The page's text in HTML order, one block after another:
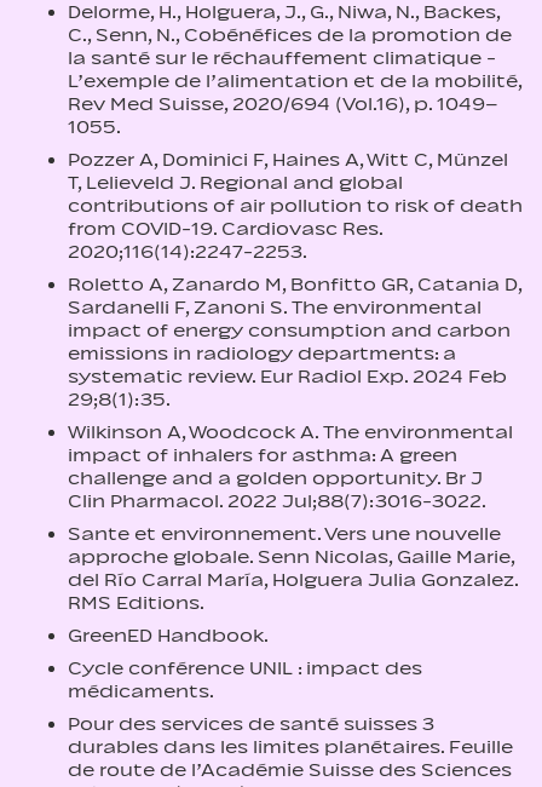
Delorme, H., Holguera, J., G., Niwa, N., Backes,
C., Senn, N., Cobénéfices de la promotion de
la santé sur le réchauffement climatique -
L’exemple de l’alimentation et de la mobilité,
Rev Med Suisse, 2020/694 (Vol.16), p. 1049–
1055.
Pozzer A, Dominici F, Haines A, Witt C, Münzel
T, Lelieveld J. Regional and global
contributions of air pollution to risk of death
from COVID-19. Cardiovasc Res.
2020;116(14):2247-2253.
Roletto A, Zanardo M, Bonfitto GR, Catania D,
Sardanelli F, Zanoni S. The environmental
impact of energy consumption and carbon
emissions in radiology departments: a
systematic review. Eur Radiol Exp. 2024 Feb
29;8(1):35.
Wilkinson A, Woodcock A. The environmental
impact of inhalers for asthma: A green
challenge and a golden opportunity. Br J
Clin Pharmacol. 2022 Jul;88(7):3016-3022.
Sante et environnement. Vers une nouvelle
approche globale. Senn Nicolas, Gaille Marie,
del Río Carral María, Holguera Julia Gonzalez.
RMS Editions.
GreenED Handbook.
Cycle conférence UNIL : impact des
médicaments.
Pour des services de santé suisses 3
durables dans les limites planétaires. Feuille
de route de l’Académie Suisse des Sciences